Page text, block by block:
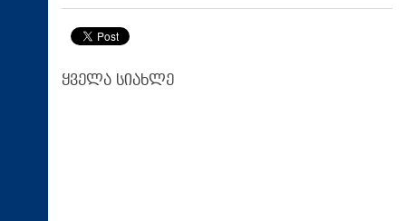
ყველა სიახლე